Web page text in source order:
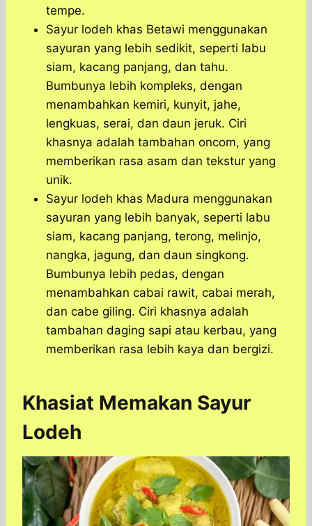
tempe.
Sayur lodeh khas Betawi menggunakan
sayuran yang lebih sedikit, seperti labu
siam, kacang panjang, dan tahu.
Bumbunya lebih kompleks, dengan
menambahkan kemiri, kunyit, jahe,
lengkuas, serai, dan daun jeruk. Ciri
khasnya adalah tambahan oncom, yang
memberikan rasa asam dan tekstur yang
unik.
Sayur lodeh khas Madura menggunakan
sayuran yang lebih banyak, seperti labu
siam, kacang panjang, terong, melinjo,
nangka, jagung, dan daun singkong.
Bumbunya lebih pedas, dengan
menambahkan cabai rawit, cabai merah,
dan cabe giling. Ciri khasnya adalah
tambahan daging sapi atau kerbau, yang
memberikan rasa lebih kaya dan bergizi.
Khasiat Memakan Sayur
Lodeh